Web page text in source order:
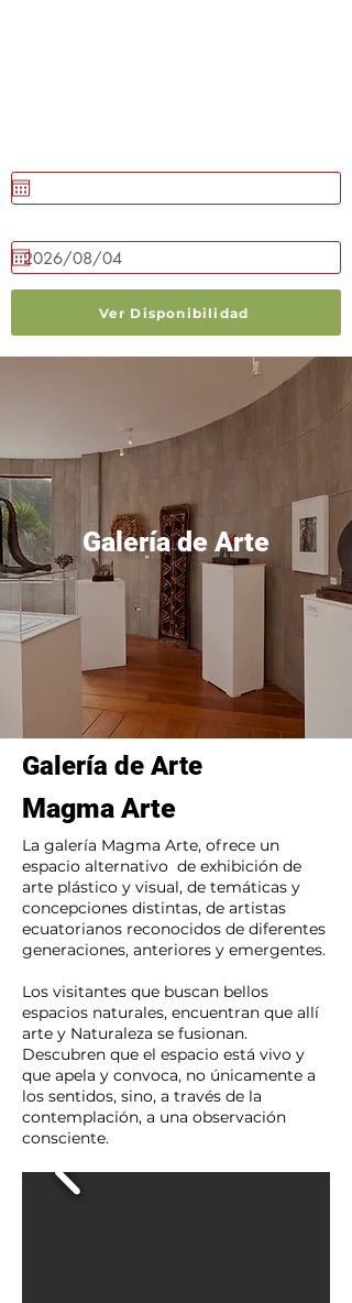
Ver Disponibilidad
Galería de Arte
Galería de Arte
Magma Arte
La galería Magma Arte, ofrece un
espacio alternativo de exhibición de
arte plástico y visual, de temáticas y
concepciones distintas, de artistas
ecuatorianos reconocidos de diferentes
generaciones, anteriores y emergentes.
Los visitantes que buscan bellos
espacios naturales, encuentran que allí
arte y Naturaleza se fusionan.
Descubren que el espacio está vivo y
que apela y convoca, no únicamente a
los sentidos, sino, a través de la
contemplación, a una observación
consciente.